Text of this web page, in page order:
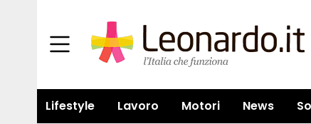
Lifestyle Lavoro Motori News